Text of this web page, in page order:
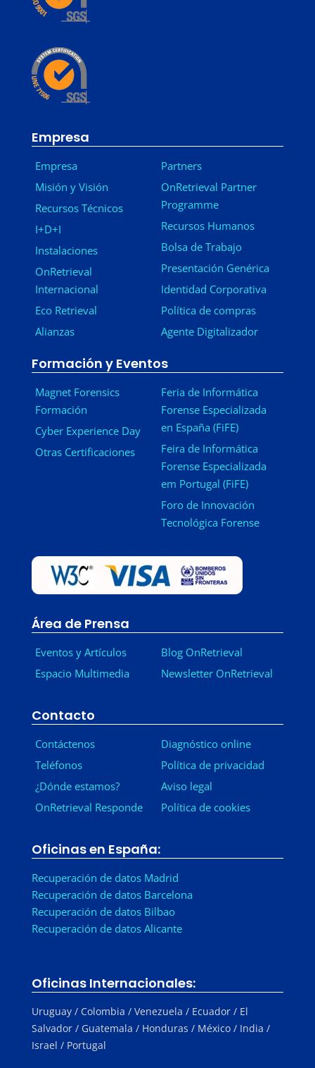
Empresa
Empresa
Misión y Visión
Recursos Técnicos
I+D+I
Instalaciones
OnRetrieval
Internacional
Eco Retrieval
Alianzas
Partners
OnRetrieval Partner
Programme
Recursos Humanos
Bolsa de Trabajo
Presentación Genérica
Identidad Corporativa
Política de compras
Agente Digitalizador
Formación y Eventos
Magnet Forensics
Formación
Cyber Experience Day
Otras Certificaciones
Feria de Informática
Forense Especializada
en España (FiFE)
Feira de Informática
Forense Especializada
em Portugal (FiFE)
Foro de Innovación
Tecnológica Forense
Área de Prensa
Eventos y Artículos
Espacio Multimedia
Blog OnRetrieval
Newsletter OnRetrieval
Contacto
Contáctenos
Teléfonos
¿Dónde estamos?
OnRetrieval Responde
Diagnóstico online
Política de privacidad
Aviso legal
Política de cookies
Oficinas en España:
Recuperación de datos Madrid
Recuperación de datos Barcelona
Recuperación de datos Bilbao
Recuperación de datos Alicante
Oficinas Internacionales:
Uruguay / Colombia / Venezuela / Ecuador / El
Salvador / Guatemala / Honduras / México / India /
Israel / Portugal